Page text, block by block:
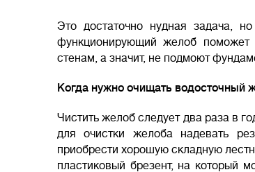
Это достаточно нудная задача,
функционирующий желоб поможет
стенам, а значит, не подмоют
Когда нужно очищать водосточный
Чистить желоб следует два раза в
для очистки желоба надевать
приобрести хорошую складную
пластиковый брезент, на который